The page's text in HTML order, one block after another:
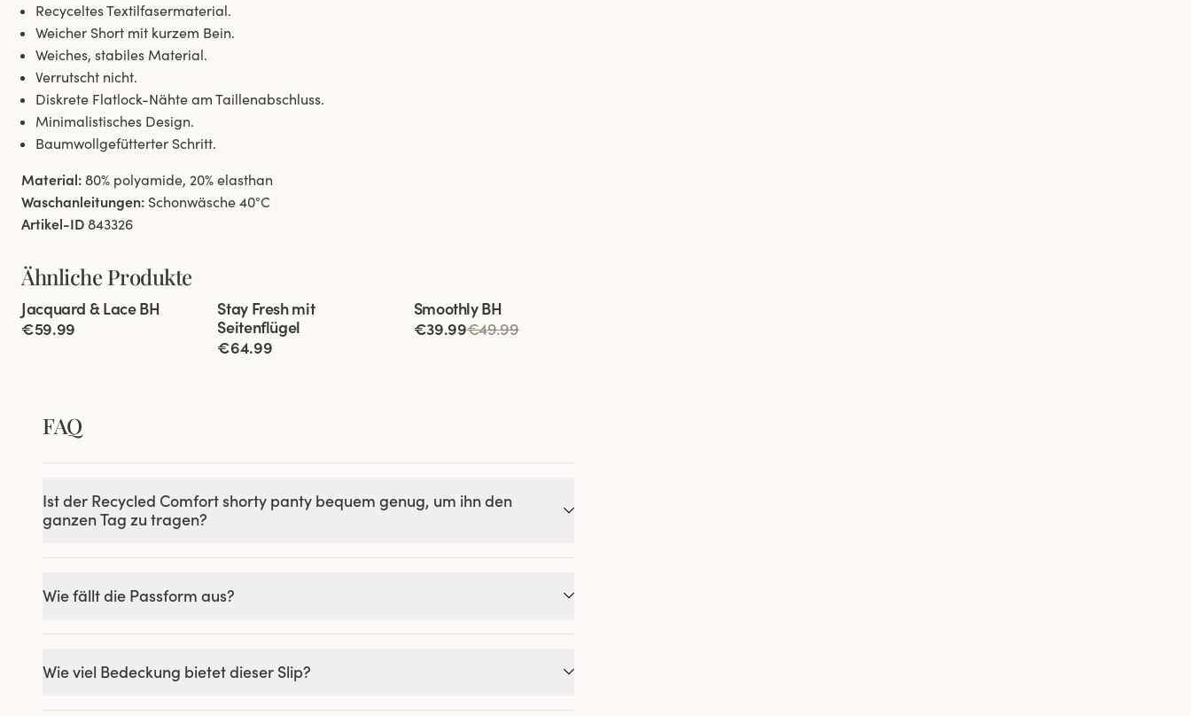
Recyceltes Textilfasermaterial.
Weicher Short mit kurzem Bein.
Weiches, stabiles Material.
Verrutscht nicht.
Diskrete Flatlock-Nähte am Taillenabschluss.
Minimalistisches Design.
Baumwollgefütterter Schritt.
Material: 80% polyamide, 20% elasthan
Waschanleitungen: Schonwäsche 40°C
Artikel-ID 843326
Ähnliche Produkte
Jacquard & Lace BH
€59.99
Besonders Breiter Rücken
Stay Fresh mit
Seitenflügel
€64.99
Smoothly BH
€39.99€49.99
FAQ
Ist der Recycled Comfort shorty panty bequem genug, um ihn den
ganzen Tag zu tragen?
Wie fällt die Passform aus?
Wie viel Bedeckung bietet dieser Slip?